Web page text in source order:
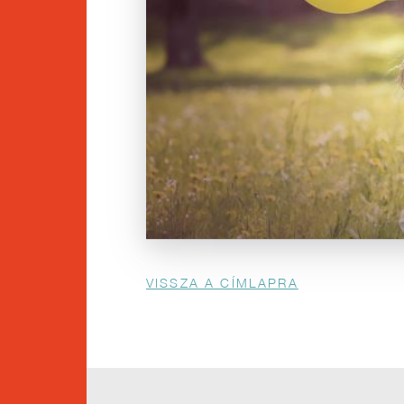
Morzsa
VISSZA A CÍMLAPRA